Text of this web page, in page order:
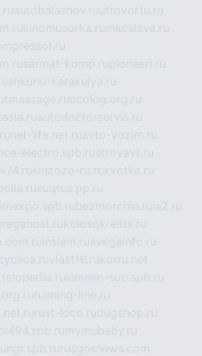
autobalashov.ruutrovortu.ru
kinomusorka.ru mkcslava.ru
sarmat-komp.rupioneeri.ru
shkurki-karakulya.ru
ecolog.org.ru
autodoctorservis.ru
net-life.net.ruavto-vozim.ru
electro.spb.rustroyavt.ru
kinzozo-ru.rukvotka.ru
eugrus.pp.ru
bezmorchin.ru ia2.ru
regahost.rukolosok-elita.ru
insiam.ruavegainfo.ru
vlast16.rukorru.net
lammin-suo.spb.ru
running-line.ru
rust-loco.rudugshop.ru
mymubaby.ru
ngr.spb.ru rusgosnews.com